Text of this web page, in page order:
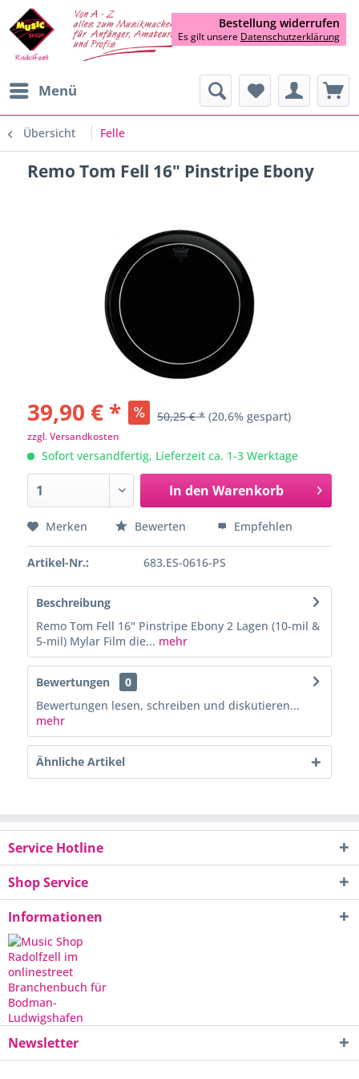
Menü
Übersicht Felle
Remo Tom Fell 16" Pinstripe Ebony
39,90 € * 50,25 € * (20,6% gespart)
zzgl. Versandkosten
Sofort versandfertig, Lieferzeit ca. 1-3 Werktage
In den Warenkorb
Merken Bewerten Empfehlen
Artikel-Nr.: 683.ES-0616-PS
Beschreibung
Remo Tom Fell 16" Pinstripe Ebony 2 Lagen (10-mil &
5-mil) Mylar Film die... mehr
Bewertungen
0
Bewertungen lesen, schreiben und diskutieren...
mehr
Ähnliche Artikel
Service Hotline
Shop Service
Informationen
Newsletter
Bestellung widerrufen
Es gilt unsere Datenschutzerklärung